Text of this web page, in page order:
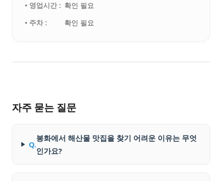
• 영업시간 : 확인 필요
• 주차 :
확인 필요
자주 묻는 질문
Q.
봉화에서 해산물 맛집을 찾기 어려운 이유는 무엇
인가요?